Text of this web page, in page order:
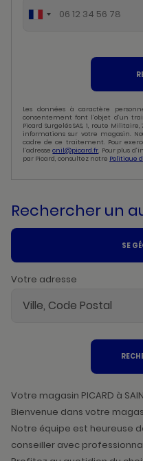
Les données à caractère
consentement font l’objet d’un
Picard Surgelés SAS, 1, route
informations sur votre magasin.
cadre de ce traitement. Pour
l’adressecnil@picard.fr. Pour plus
par Picard, consultez notre Politique
Rechercher un
SE
Votre adresse
Votre magasin PICARD à
Bienvenue dans votre
Notre équipe est heureuse
conseiller avec